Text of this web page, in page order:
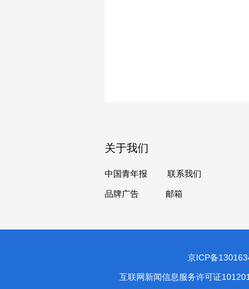
关于我们
中国青年报 联系我们
品牌广告 邮箱
京ICP备
互联网新闻信息服务许可证